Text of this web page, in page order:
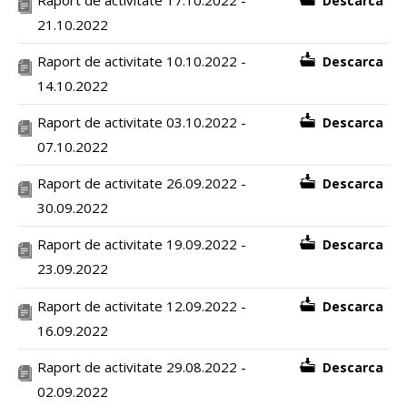
21.10.2022
Raport de activitate 10.10.2022 -
14.10.2022
Descarca
Raport de activitate 03.10.2022 -
07.10.2022
Descarca
Raport de activitate 26.09.2022 -
30.09.2022
Descarca
Raport de activitate 19.09.2022 -
23.09.2022
Descarca
Raport de activitate 12.09.2022 -
16.09.2022
Descarca
Raport de activitate 29.08.2022 -
02.09.2022
Descarca